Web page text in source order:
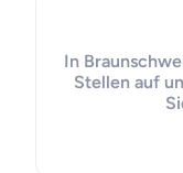
In
Stellen auf